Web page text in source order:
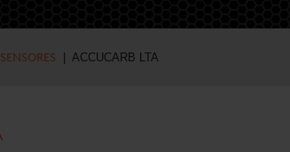
SENSORES | ACCUCARB LTA